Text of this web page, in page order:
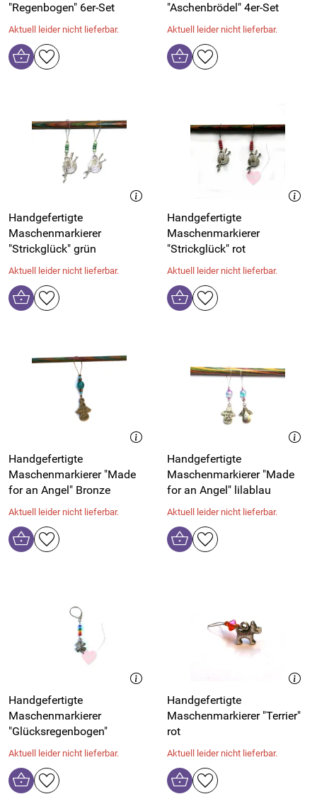
"Regenbogen" 6er-Set
Aktuell leider nicht lieferbar.
"Aschenbrödel" 4er-Set
Aktuell leider nicht lieferbar.
Handgefertigte
Maschenmarkierer
"Strickglück" grün
Aktuell leider nicht lieferbar.
Handgefertigte
Maschenmarkierer
"Strickglück" rot
Aktuell leider nicht lieferbar.
Handgefertigte
Maschenmarkierer "Made
for an Angel" Bronze
Aktuell leider nicht lieferbar.
Handgefertigte
Maschenmarkierer "Made
for an Angel" lilablau
Aktuell leider nicht lieferbar.
Handgefertigte
Maschenmarkierer
"Glücksregenbogen"
Aktuell leider nicht lieferbar.
Handgefertigte
Maschenmarkierer "Terrier"
rot
Aktuell leider nicht lieferbar.